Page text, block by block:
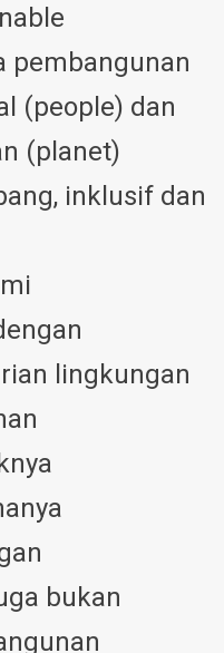
pembangunan
(people) dan
(planet)
inklusif dan
lingkungan
bukan